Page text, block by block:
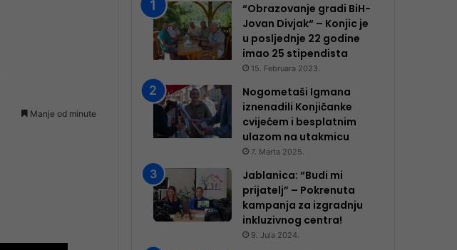
Manje od minute
“Obrazovanje gradi BiH-
Jovan Divjak“ – Konjic je
u posljednje 22 godine
imao 25 ​​stipendista
15. Februara 2023.
Nogometaši Igmana
iznenadili Konjičanke
cvijećem i besplatnim
ulazom na utakmicu
7. Marta 2025.
Jablanica: “Budi mi
prijatelj” – Pokrenuta
kampanja za izgradnju
inkluzivnog centra!
9. Jula 2024.